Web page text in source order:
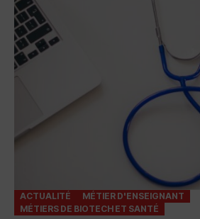
ACTUALITÉ
MÉTIER D'ENSEIGNANT
MÉTIERS DE BIOTECH ET SANTÉ